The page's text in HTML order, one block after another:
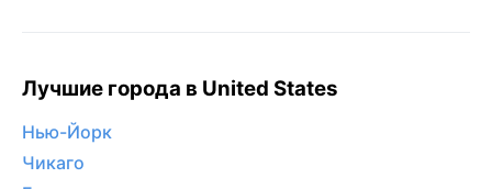
Лучшие города в United States
Нью-Йорк
Чикаго